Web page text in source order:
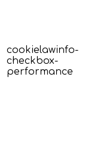
cookielawinfo-
checkbox-
performance